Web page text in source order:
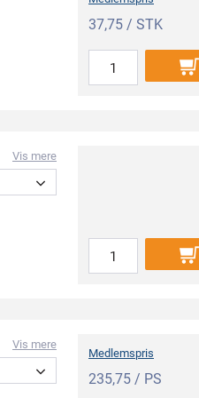
37,75 / STK
Vis mere
Vis mere
Medlemspris
235,75 / PS